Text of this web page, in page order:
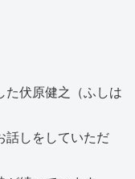
た伏原健之（ふしは
話しをしていただ